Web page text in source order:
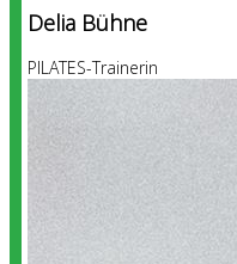
Delia Bühne
PILATES-Trainerin